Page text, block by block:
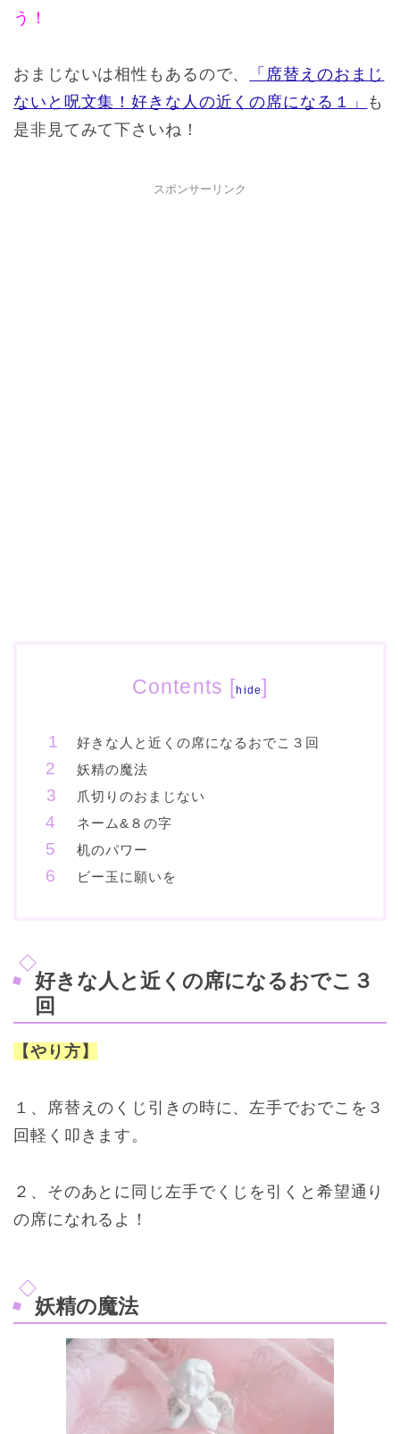
う！
おまじないは相性もあるので、
「席替えのおまじ
ないと呪文集！好きな人の近くの席になる１」
も
是非見てみて下さいね！
スポンサーリンク
Contents [hide]
好きな人と近くの席になるおでこ３回
妖精の魔法
爪切りのおまじない
ネーム&８の字
机のパワー
ビー玉に願いを
好きな人と近くの席になるおでこ３
回
【やり方】
１、席替えのくじ引きの時に、左手でおでこを３
回軽く叩きます。
２、そのあとに同じ左手でくじを引くと希望通り
の席になれるよ！
妖精の魔法